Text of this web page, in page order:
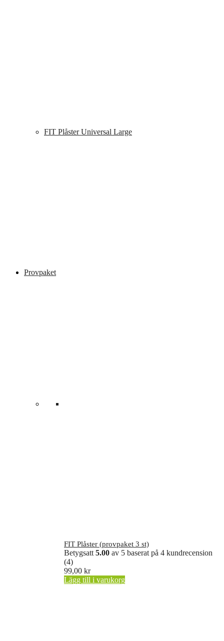
FIT Plåster Universal Large
Provpaket
FIT Plåster (provpaket 3 st)
Betygsatt 5.00 av 5 baserat på 4 kundrecension
(4)
99,00 kr
Lägg till i varukorg